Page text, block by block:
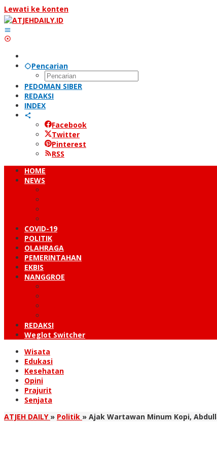
Lewati ke konten
Pencarian
PEDOMAN SIBER
REDAKSI
INDEX
Facebook
Twitter
Pinterest
RSS
HOME
NEWS
COVID-19
POLITIK
OLAHRAGA
PEMERINTAHAN
EKBIS
NANGGROE
REDAKSI
Weglot Switcher
Wisata
Edukasi
Kesehatan
Opini
Prajurit
Senjata
ATJEH DAILY » Politik » Ajak Wartawan Minum Kopi,